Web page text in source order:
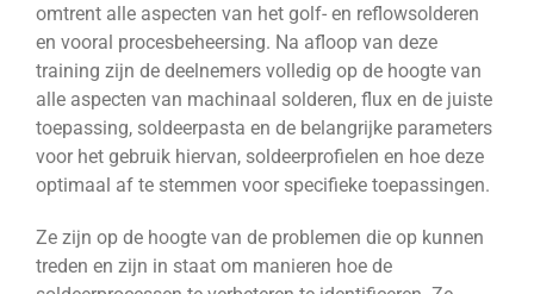
omtrent alle aspecten van het golf- en reflowsolderen
en vooral procesbeheersing. Na afloop van deze
training zijn de deelnemers volledig op de hoogte van
alle aspecten van machinaal solderen, flux en de juiste
toepassing, soldeerpasta en de belangrijke parameters
voor het gebruik hiervan, soldeerprofielen en hoe deze
optimaal af te stemmen voor specifieke toepassingen.
Ze zijn op de hoogte van de problemen die op kunnen
treden en zijn in staat om manieren hoe de